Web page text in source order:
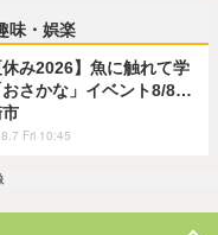
味・娯楽
休み2026】魚に触れて学
おさかな」イベント8/8…
市
Fri 10:45